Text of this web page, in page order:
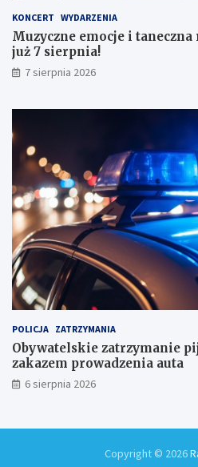
m
i
w
y
k
a
m
KONCERT WYDARZENIA
Muzyczne emocje i taneczna
już 7 sierpnia!
7 sierpnia 2026
POLICJA ZATRZYMANIA
Obywatelskie zatrzymanie
zakazem prowadzenia auta
6 sierpnia 2026
Copyright © 2026